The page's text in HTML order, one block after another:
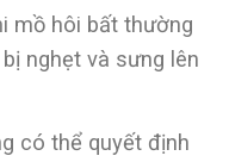
mồ hôi bất thường
nghẹt và sưng lên
có thể quyết định